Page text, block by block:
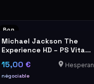
Bon
Michael Jackson The
Experience HD – PS Vita
15,00 €
négociable
Hesperange